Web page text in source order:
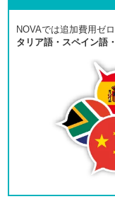
NOVAでは追加費用ゼロ
タリア語・スペイン語